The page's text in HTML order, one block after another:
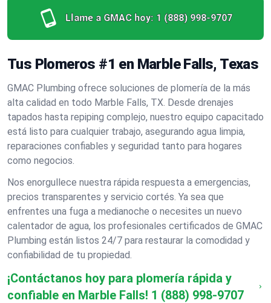
Llame a GMAC hoy: 1 (888) 998-9707
Tus Plomeros #1 en Marble Falls, Texas
GMAC Plumbing ofrece soluciones de plomería de la más
alta calidad en todo Marble Falls, TX. Desde drenajes
tapados hasta repiping complejo, nuestro equipo capacitado
está listo para cualquier trabajo, asegurando agua limpia,
reparaciones confiables y seguridad tanto para hogares
como negocios.
Nos enorgullece nuestra rápida respuesta a emergencias,
precios transparentes y servicio cortés. Ya sea que
enfrentes una fuga a medianoche o necesites un nuevo
calentador de agua, los profesionales certificados de GMAC
Plumbing están listos 24/7 para restaurar la comodidad y
confiabilidad de tu propiedad.
¡Contáctanos hoy para plomería rápida y
confiable en Marble Falls! 1 (888) 998-9707